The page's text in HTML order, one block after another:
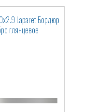
Laparet Бордюр
глянцевое